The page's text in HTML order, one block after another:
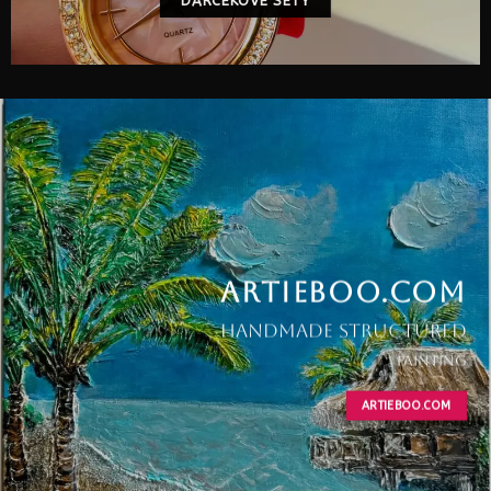
ARTIEBOO.COM
handmade structured
painting
ARTIEBOO.COM
ARTIEBOO.COM
rucnevyrabane obrazy
technika strukturovane 3D obrazys malbou